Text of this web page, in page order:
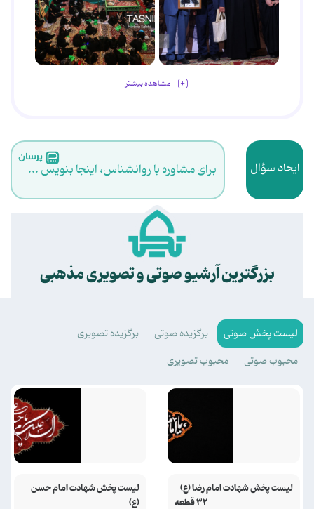
مشاهده بیشتر
ایجاد سؤال برای مشاوره با روانشناس، اینجا بنویس ...
.
بزرگترین آرشیو صوتی و تصویری مذهبی
لیست پخش صوتی برگزیده صوتی
برگزیده تصویری
محبوب صوتی
محبوب تصویری
۳۲ قطعه
لیست پخش شهادت امام رضا (ع)
لیست پخش شهادت امام حسن
(ع)